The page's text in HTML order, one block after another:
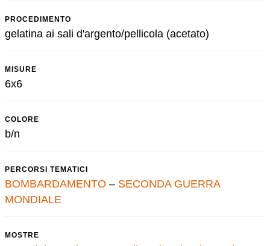
PROCEDIMENTO
gelatina ai sali d'argento/pellicola (acetato)
MISURE
6x6
COLORE
b/n
PERCORSI TEMATICI
BOMBARDAMENTO – SECONDA GUERRA
MONDIALE
MOSTRE